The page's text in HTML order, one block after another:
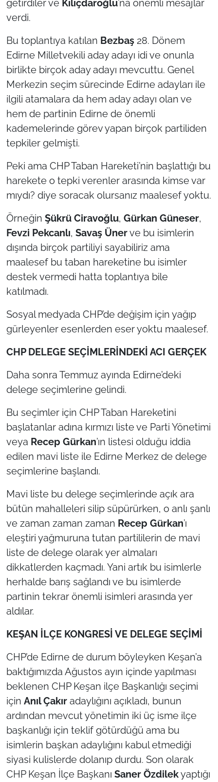
getirdiler ve Kılıçdaroğlu’na önemli mesajlar
verdi.
Bu toplantıya katılan Bezbaş28. Dönem
Edirne Milletvekili aday adayı idi ve onunla
birlikte birçok aday adayı mevcuttu. Genel
Merkezin seçim sürecinde Edirne adayları ile
ilgili atamalara da hem aday adayı olan ve
hem de partinin Edirne de önemli
kademelerinde görev yapan birçok partiliden
tepkiler gelmişti.
Peki ama CHP Taban Hareketi’nin başlattığı bu
harekete o tepki verenler arasında kimse var
mıydı? diye soracak olursanız maalesef yoktu.
Örneğin Şükrü Ciravoğlu, Gürkan Güneser,
Fevzi Pekcanlı, Savaş Ünerve bu isimlerin
dışında birçok partiliyi sayabiliriz ama
maalesef bu taban hareketine bu isimler
destek vermedi hatta toplantıya bile
katılmadı.
Sosyal medyada CHP’de değişim için yağıp
gürleyenler esenlerden eser yoktu maalesef.
CHP DELEGE SEÇİMLERİNDEKİ ACI GERÇEK
Daha sonra Temmuz ayında Edirne’deki
delege seçimlerine gelindi.
Bu seçimler için CHP Taban Hareketini
başlatanlar adına kırmızı liste ve Parti Yönetimi
veya Recep Gürkan’ın listesi olduğu iddia
edilen mavi liste ile Edirne Merkez de delege
seçimlerine başlandı.
Mavi liste bu delege seçimlerinde açık ara
bütün mahalleleri silip süpürürken, o anlı şanlı
ve zaman zaman zaman Recep Gürkan’ı
eleştiri yağmuruna tutan partililerin de mavi
liste de delege olarak yer almaları
dikkatlerden kaçmadı. Yani artık bu isimlerle
herhalde barış sağlandı ve bu isimlerde
partinin tekrar önemli isimleri arasında yer
aldılar.
KEŞAN İLÇE KONGRESİ VE DELEGE SEÇİMİ
CHP’de Edirne de durum böyleyken Keşan’a
baktığımızda Ağustos ayın içinde yapılması
beklenen CHP Keşan ilçe Başkanlığı seçimi
için Anıl Çakıradaylığını açıkladı, bunun
ardından mevcut yönetimin iki üç isme ilçe
başkanlığı için teklif götürdüğü ama bu
isimlerin başkan adaylığını kabul etmediği
siyasi kulislerde dolanıp durdu. Son olarak
CHP Keşan İlçe Başkanı Saner Özdilekyaptığı